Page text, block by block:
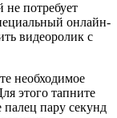
потребует
онлайн-
видеоролик с
необходимое
этого тапните
палец пару секунд